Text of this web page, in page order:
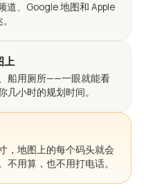
道、Google 地图和 Apple
上
船用厕所——一眼就能看
几小时的规划时间。
，地图上的每个码头就会
不用算，也不用打电话。